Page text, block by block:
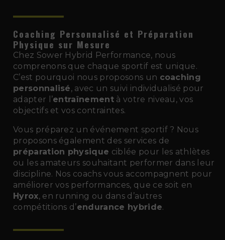
Coaching Personnalisé et Préparation
Physique sur Mesure
Chez Sower Hybrid Performance, nous
comprenons que chaque sportif est unique.
C’est pourquoi nous proposons un coaching
personnalisé, avec un suivi individualisé pour
adapter l’entraînement à votre niveau, vos
objectifs et vos contraintes.
Vous préparez un événement sportif ? Nous
proposons également des services de
préparation physique ciblée pour les athlètes
ou les amateurs souhaitant performer dans leur
discipline. Nos coachs vous accompagnent pour
améliorer vos performances, que ce soit en
Hyrox, en running ou dans d’autres
compétitions d’endurance hybride.